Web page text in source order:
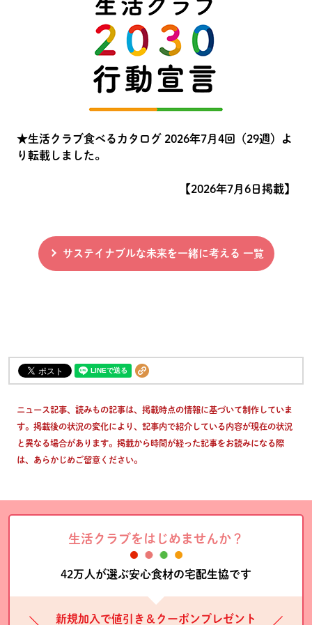
★生活クラブ食べるカタログ 2026年7月4回（29週）よ
り転載しました。
【2026年7月6日掲載】
サステイナブルな未来を一緒に考える 一覧
ニュース記事、読みもの記事は、掲載時点の情報に基づいて制作していま
す。掲載後の状況の変化により、記事内で紹介している内容が現在の状況
と異なる場合があります。掲載から時間が経った記事をお読みになる際
は、あらかじめご留意ください。
生活クラブをはじめませんか？
42万人が選ぶ安心食材の宅配生協です
新規加入で値引き＆クーポンプレゼント